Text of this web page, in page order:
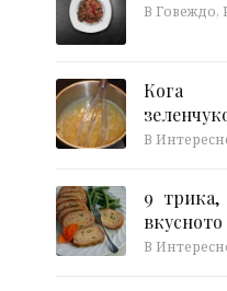
В Говеждо,
Кога
В
9 трика,
В